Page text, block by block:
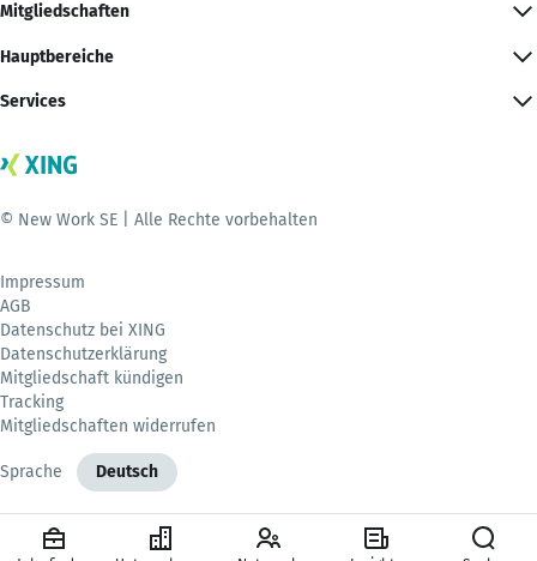
Mitgliedschaften
Hauptbereiche
Services
© New Work SE | Alle Rechte vorbehalten
Impressum
AGB
Datenschutz bei XING
Datenschutzerklärung
Mitgliedschaft kündigen
Tracking
Mitgliedschaften widerrufen
Sprache Deutsch